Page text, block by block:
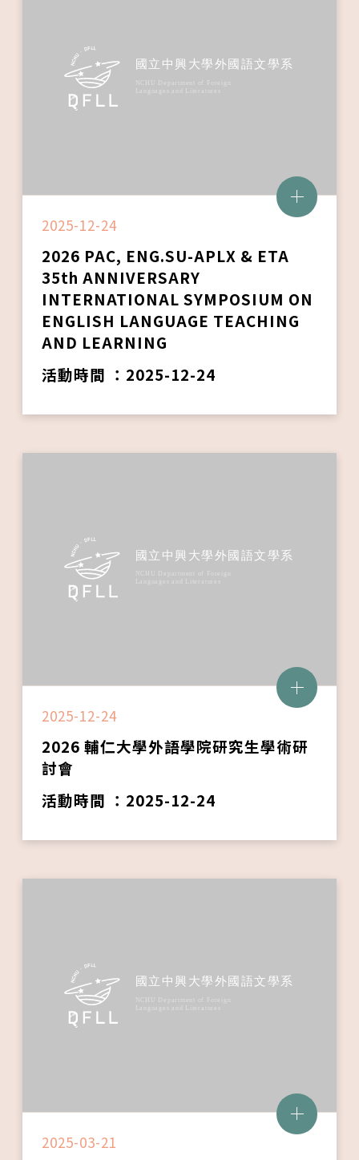
2025-12-24
2026 PAC, ENG.SU-APLX & ETA
35th ANNIVERSARY
INTERNATIONAL SYMPOSIUM ON
ENGLISH LANGUAGE TEACHING
AND LEARNING
活動時間 ：2025-12-24
2025-12-24
2026 輔仁大學外語學院研究生學術研
討會
活動時間 ：2025-12-24
2025-03-21